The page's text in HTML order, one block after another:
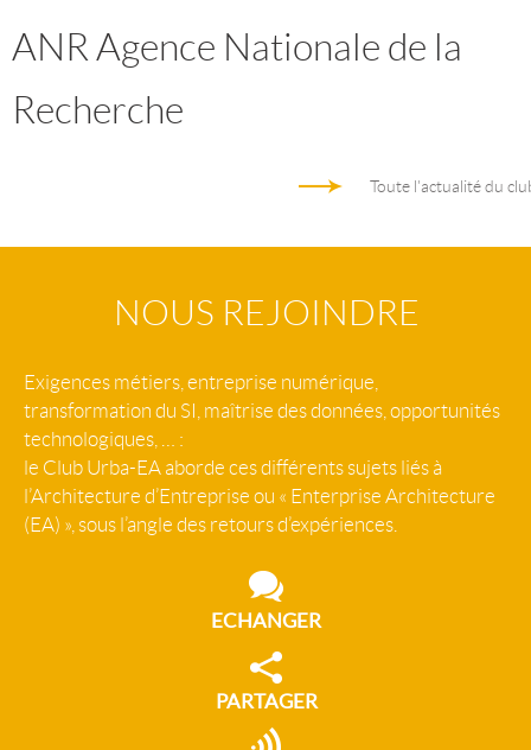
ANR Agence Nationale de la
Recherche
Toute l'actualité du
NOUS REJOINDRE
Exigences métiers, entreprise numérique,
transformation du SI, maîtrise des données, opportunités
technologiques, … :
le Club Urba-EA aborde ces différents sujets liés à
l’Architecture d’Entreprise ou « Enterprise Architecture
(EA) », sous l’angle des retours d’expériences.
ECHANGER
PARTAGER